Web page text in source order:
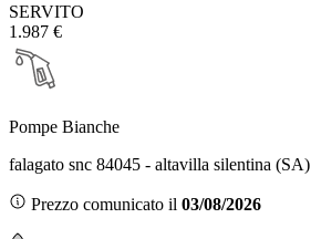
SERVITO
1.987 €
Pompe Bianche
falagato snc 84045 - altavilla silentina (SA)
Prezzo comunicato il 03/08/2026